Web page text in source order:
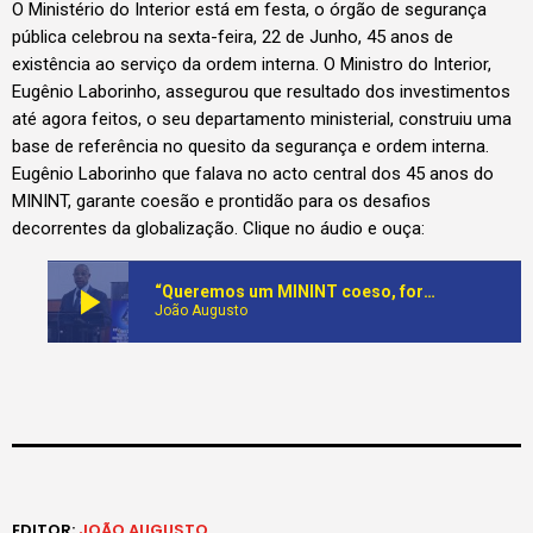
O Ministério do Interior está em festa, o órgão de segurança
pública celebrou na sexta-feira, 22 de Junho, 45 anos de
existência ao serviço da ordem interna. O Ministro do Interior,
Eugênio Laborinho, assegurou que resultado dos investimentos
até agora feitos, o seu departamento ministerial, construiu uma
base de referência no quesito da segurança e ordem interna.
Eugênio Laborinho que falava no acto central dos 45 anos do
MININT, garante coesão e prontidão para os desafios
decorrentes da globalização. Clique no áudio e ouça:
play_arrow “Queremos um MININT coeso, forte e capaz de responder os desafios de segurança e ordem interna” Eugênio Laborinho
João Augusto